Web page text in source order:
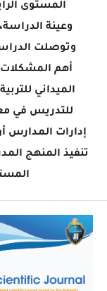
المستوى
وعينة
وتوصلت
أهم المشكلات
الميداني
للتدريس في
إدارات المدارس
تنفيذ المنهج